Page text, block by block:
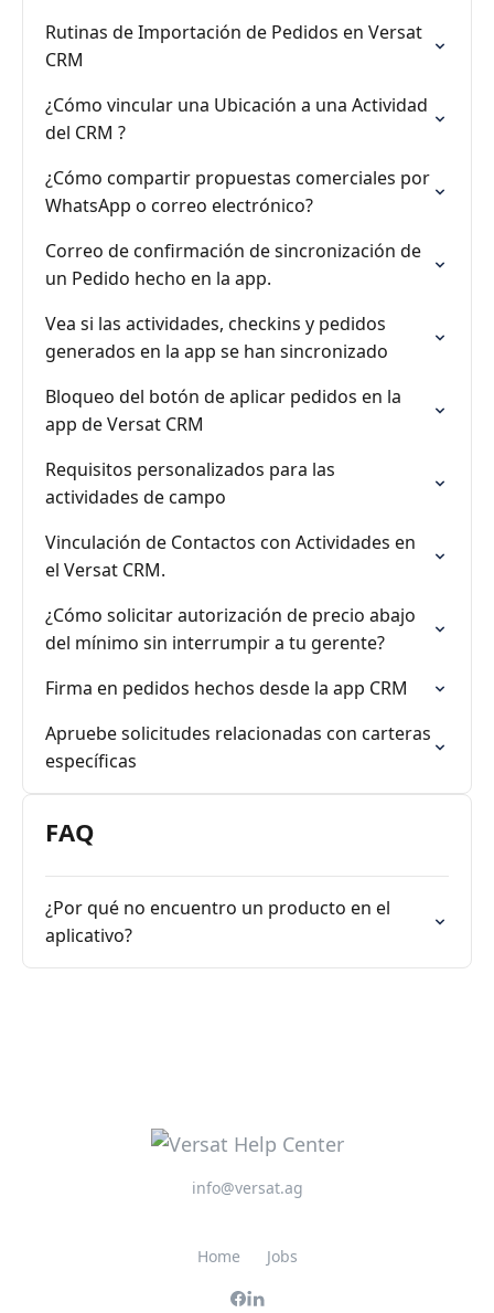
Rutinas de Importación de Pedidos en Versat
CRM
¿Cómo vincular una Ubicación a una Actividad
del CRM ?
¿Cómo compartir propuestas comerciales por
WhatsApp o correo electrónico?
Correo de confirmación de sincronización de
un Pedido hecho en la app.
Vea si las actividades, checkins y pedidos
generados en la app se han sincronizado
Bloqueo del botón de aplicar pedidos en la
app de Versat CRM
Requisitos personalizados para las
actividades de campo
Vinculación de Contactos con Actividades en
el Versat CRM.
¿Cómo solicitar autorización de precio abajo
del mínimo sin interrumpir a tu gerente?
Firma en pedidos hechos desde la app CRM
Apruebe solicitudes relacionadas con carteras
específicas
FAQ
¿Por qué no encuentro un producto en el
aplicativo?
info@versat.ag
Home Jobs